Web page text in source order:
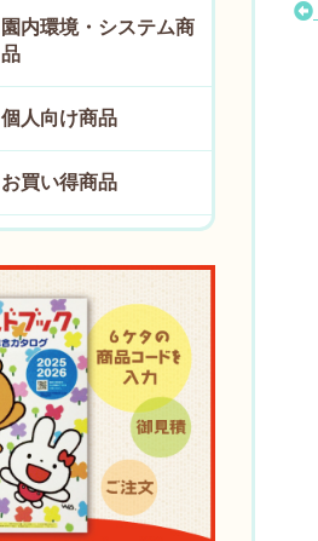
園内環境・システム商
品
個人向け商品
お買い得商品